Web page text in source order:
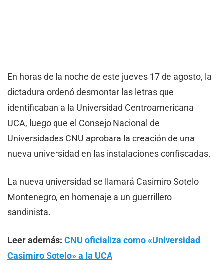
En horas de la noche de este jueves 17 de agosto, la
dictadura ordenó desmontar las letras que
identificaban a la Universidad Centroamericana
UCA, luego que el Consejo Nacional de
Universidades CNU aprobara la creación de una
nueva universidad en las instalaciones confiscadas.
La nueva universidad se llamará Casimiro Sotelo
Montenegro, en homenaje a un guerrillero
sandinista.
Leer además: CNU oficializa como «Universidad
Casimiro Sotelo» a la UCA